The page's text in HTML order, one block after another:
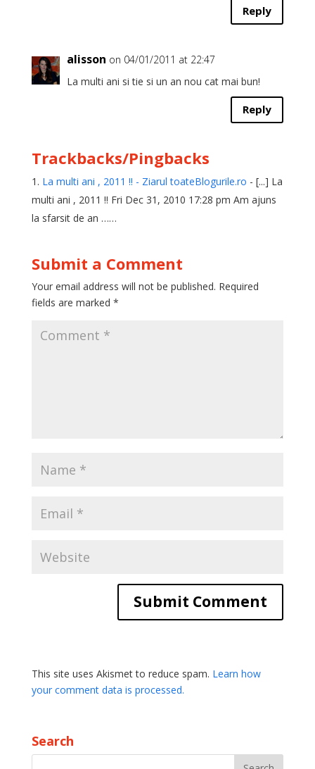
Reply
alisson on 04/01/2011 at 22:47
La multi ani si tie si un an nou cat mai bun!
Reply
Trackbacks/Pingbacks
La multi ani , 2011 !! - Ziarul toateBlogurile.ro - [...] La
multi ani , 2011 !! Fri Dec 31, 2010 17:28 pm Am ajuns
la sfarsit de an ……
Submit a Comment
Your email address will not be published. Required
fields are marked *
This site uses Akismet to reduce spam. Learn how
your comment data is processed.
Search